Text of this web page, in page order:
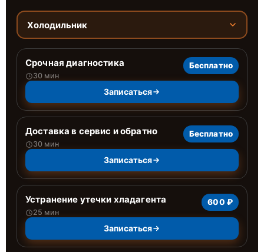
Холодильник
Срочная диагностика
30 мин
Бесплатно
Записаться
Доставка в сервис и обратно
30 мин
Бесплатно
Записаться
Устранение утечки хладагента
25 мин
600 ₽
Записаться